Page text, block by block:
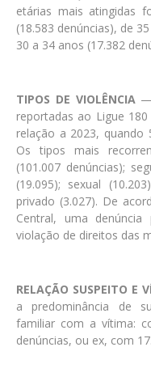
etárias mais atingidas
(18.583 denúncias), de
30 a 34 anos (17.382
TIPOS DE VIOLÊNCIA—
reportadas ao Ligue
relação a 2023, quando
Os tipos mais
(101.007 denúncias);
(19.095); sexual
privado (3.027). De
Central, uma
violação de direitos das
RELAÇÃO SUSPEITO E
a predominância de
familiar com a vítima:
denúncias, ou ex, com